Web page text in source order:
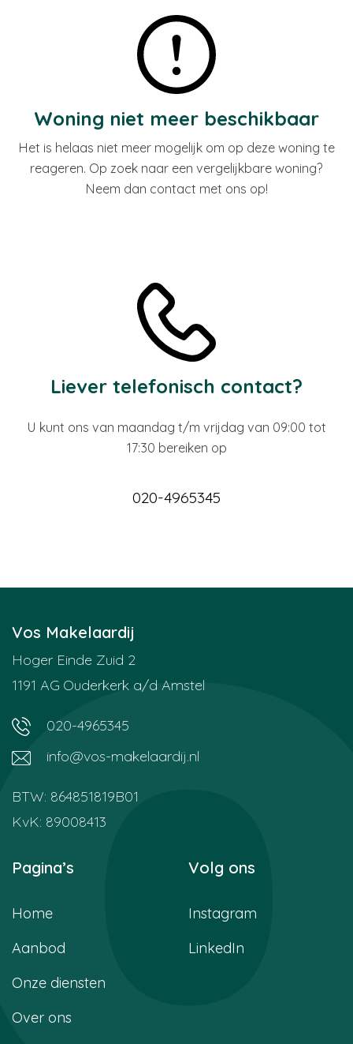
Woning niet meer beschikbaar
Het is helaas niet meer mogelijk om op deze woning te
reageren. Op zoek naar een vergelijkbare woning?
Neem dan contact met ons op!
Liever telefonisch contact?
U kunt ons van maandag t/m vrijdag van 09:00 tot
17:30 bereiken op
020-4965345
Vos Makelaardij
Hoger Einde Zuid 2
1191 AG Ouderkerk a/d Amstel
020-4965345
info@vos-makelaardij.nl
BTW: 864851819B01
KvK: 89008413
Pagina’s
Home
Aanbod
Onze diensten
Over ons
Volg ons
Instagram
LinkedIn